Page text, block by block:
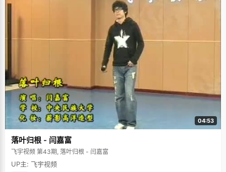
04:53
落叶归根 - 闫嘉富
飞宇视频 第43期, 落叶归根 - 闫嘉富
UP主: 飞宇视频